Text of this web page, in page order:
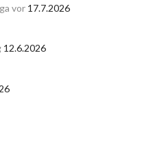
vor 17.7.2026
12.6.2026